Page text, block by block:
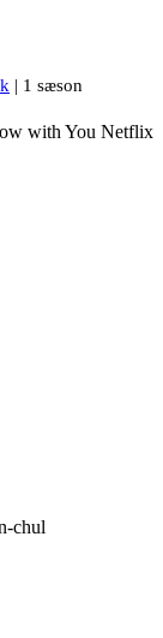
| 1 sæson
chul